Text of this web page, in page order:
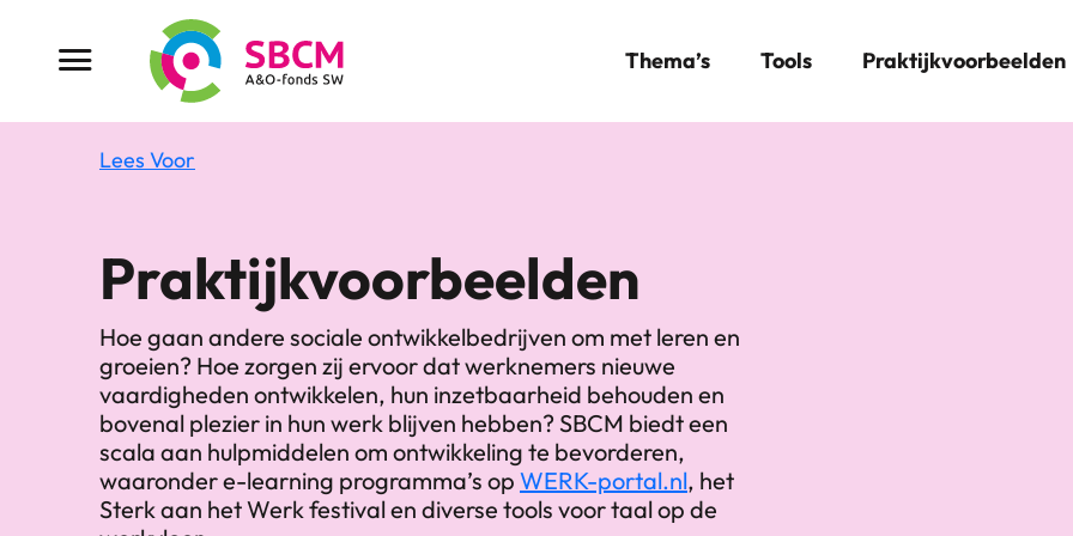
Menu button Thema’s Tools Praktijkvoorbeelden
Lees Voor
Praktijkvoorbeelden
Hoe gaan andere sociale ontwikkelbedrijven om met leren en
groeien? Hoe zorgen zij ervoor dat werknemers nieuwe
vaardigheden ontwikkelen, hun inzetbaarheid behouden en
bovenal plezier in hun werk blijven hebben? SBCM biedt een
scala aan hulpmiddelen om ontwikkeling te bevorderen,
waaronder e-learning programma’s op WERK-portal.nl, het
Sterk aan het Werk festival en diverse tools voor taal op de